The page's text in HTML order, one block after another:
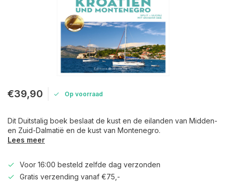
€39,90 Op voorraad
Dit Duitstalig boek beslaat de kust en de eilanden van Midden-
en Zuid-Dalmatië en de kust van Montenegro.
Lees meer
Voor 16:00 besteld zelfde dag verzonden
Gratis verzending vanaf €75,-